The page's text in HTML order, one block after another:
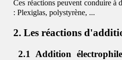
Ces réactions peuvent conduire à
: Plexiglas, polystyrène, ...
Les réactions
Addition